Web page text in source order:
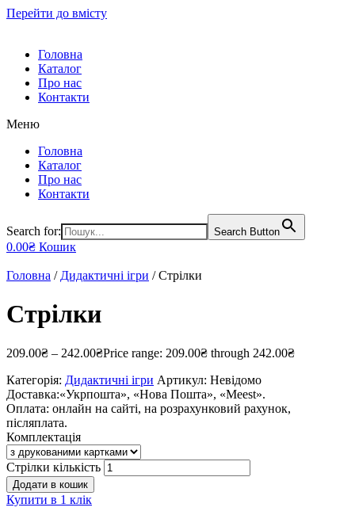
Перейти до вмісту
Головна
Каталог
Про нас
Контакти
Меню
Головна
Каталог
Про нас
Контакти
Search for: Search Button
0.00₴ Кошик
Головна / Дидактичні ігри / Стрілки
Стрілки
209.00₴ – 242.00₴Price range: 209.00₴ through 242.00₴
Категорія: Дидактичні ігри Артикул: Невідомо
Доставка:«Укрпошта», «Нова Пошта», «Meest».
Оплата: онлайн на сайті, на розрахунковий рахунок,
післяплата.
Комплектація
Стрілки кількість
Додати в кошик
Купити в 1 клiк